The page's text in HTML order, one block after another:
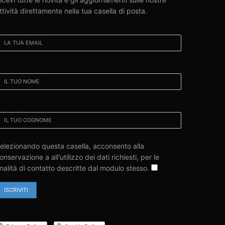
direttamente nella tua casella di posta.
questa casella, acconsento alla
a all'utilizzo dei dati richiesti, per le
di contatto descritte dal modulo stesso.